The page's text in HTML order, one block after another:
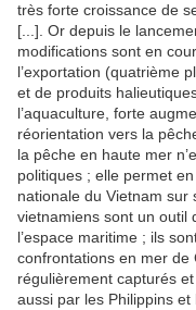
très forte croissance de
[...]. Or depuis le
modifications sont en
l’exportation (quatrième
et de produits
l’aquaculture, forte
réorientation vers la
la pêche en haute mer
politiques ; elle permet
nationale du Vietnam sur
vietnamiens sont un outil
l’espace maritime ; ils
confrontations en mer de
régulièrement capturés
aussi par les Philippins